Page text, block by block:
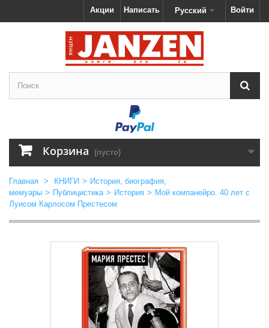
Войти
Русский
Написать
Акции
Корзина (пусто)
Главная > КНИГИ > История, биография,
мемуары > Публицистика > История > Мой компанейро. 40 лет с
Луисом Карлосом Престесом